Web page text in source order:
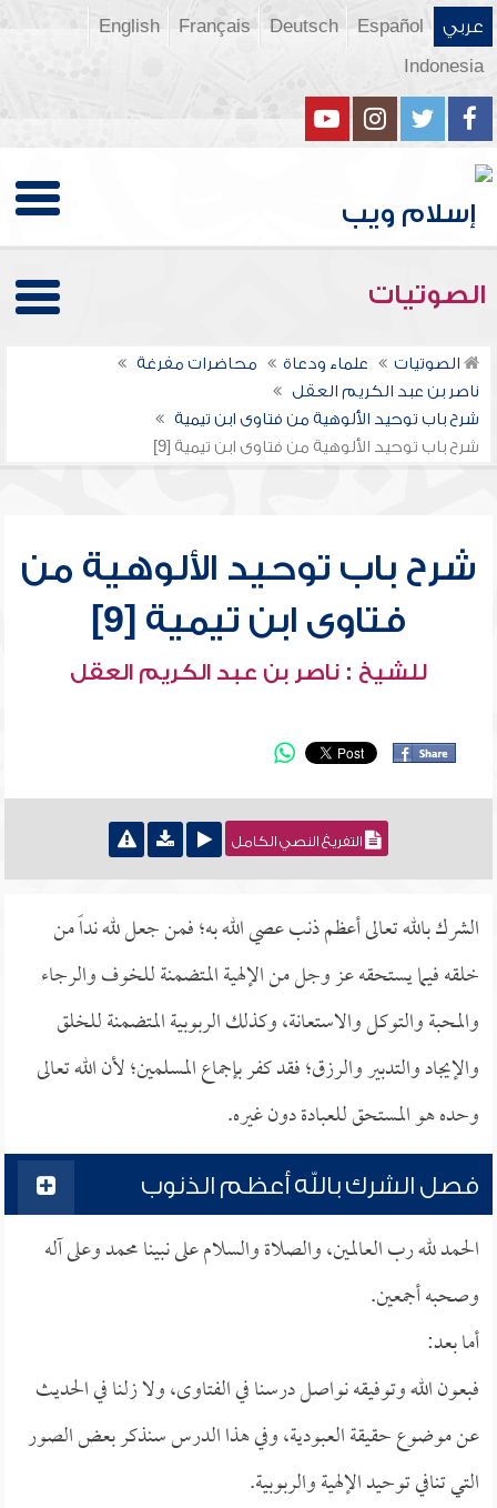
عربي Español
Deutsch
Français
English
Indonesia
الصوتيات
الصوتيات علماء ودعاة
محاضرات مفرغة
ناصر بن عبد الكريم العقل
شرح باب توحيد الألوهية من فتاوى ابن تيمية
شرح باب توحيد الألوهية من فتاوى ابن تيمية [9]
شرح باب توحيد الألوهية من
فتاوى ابن تيمية [9]
للشيخ : ناصر بن عبد الكريم العقل
التفريغ النصي الكامل
الشرك بالله تعالى أعظم ذنب عصي الله به؛ فمن جعل لله نداً من
خلقه فيما يستحقه عز وجل من الإلهية المتضمنة للخوف والرجاء
والمحبة والتوكل والاستعانة، وكذلك الربوبية المتضمنة للخلق
والإيجاد والتدبير والرزق؛ فقد كفر بإجماع المسلمين؛ لأن الله تعالى
وحده هو المستحق للعبادة دون غيره.
فصل الشرك بالله أعظم الذنوب
الحمد لله رب العالمين، والصلاة والسلام على نبينا محمد وعلى آله
وصحبه أجمعين.
أما بعد:
فبعون الله وتوفيقه نواصل درسنا في الفتاوى، ولا زلنا في الحديث
عن موضوع حقيقة العبودية، وفي هذا الدرس سنذكر بعض الصور
التي تنافي توحيد الإلهية والربوبية.